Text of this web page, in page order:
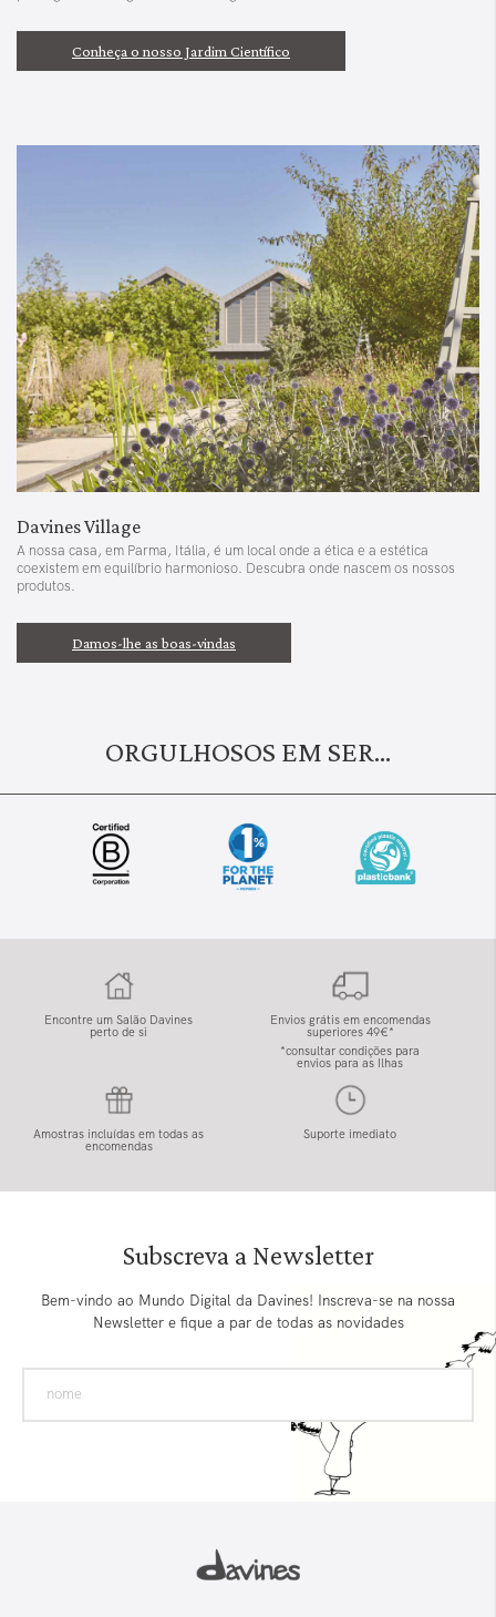
Conheça o nosso Jardim Científico
Davines Village
A nossa casa, em Parma, Itália, é um local onde a ética e a estética
coexistem em equilíbrio harmonioso. Descubra onde nascem os nossos
produtos.
Damos-lhe as boas-vindas
ORGULHOSOS EM SER...
Encontre um Salão Davines
perto de si
Envios grátis em encomendas
superiores 49€*
*consultar condições para
envios para as Ilhas
Amostras incluídas em todas as
encomendas
Suporte imediato
Subscreva a Newsletter
Bem-vindo ao Mundo Digital da Davines! Inscreva-se na nossa
Newsletter e fique a par de todas as novidades